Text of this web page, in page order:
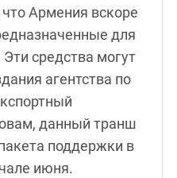
Армения вскоре
для
средства могут
агентства по
данный транш
поддержки в
июня.